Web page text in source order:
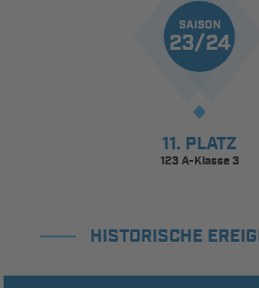
SAISON
23/24
11. PLATZ
123 A-Klasse 3
HISTORISCHE